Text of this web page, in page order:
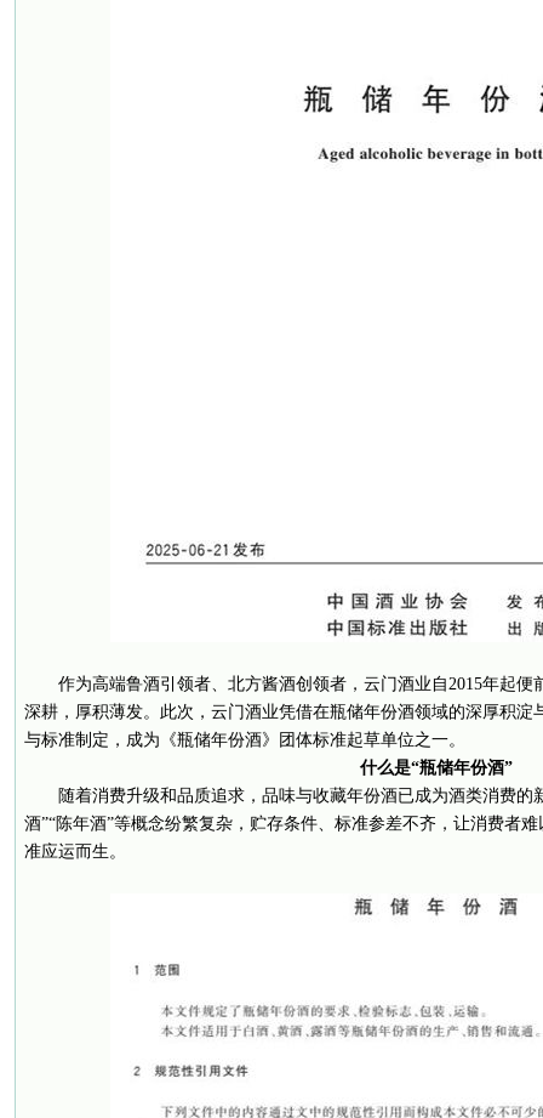
作为高端鲁酒引领者、北方酱酒创领者，云门酒业自2015年起
深耕，厚积薄发。此次，云门酒业凭借在瓶储年份酒领域的深厚积淀
与标准制定，成为《瓶储年份酒》团体标准起草单位之一。
什么是“瓶储年份酒”
随着消费升级和品质追求，品味与收藏年份酒已成为酒类消费的
酒”“陈年酒”等概念纷繁复杂，贮存条件、标准参差不齐，让消费者
准应运而生。